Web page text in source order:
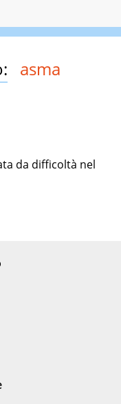
asma
da difficoltà nel